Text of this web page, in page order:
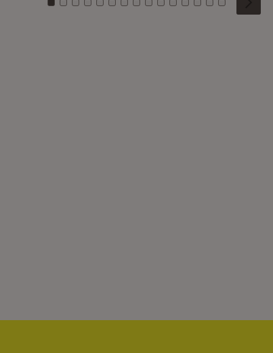
Zu Kachel: 0
Zu Kachel: 1
Zu Kachel: 2
Zu Kachel: 3
Zu Kachel: 4
Zu Kachel: 5
Zu Kachel: 6
Zu Kachel: 7
Zu Kachel: 8
Zu Kachel: 9
Zu Kachel: 10
Zu Kachel: 11
Zu Kachel: 12
Zu Kachel:
Zu